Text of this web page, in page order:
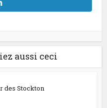
aussi ceci
des Stockton